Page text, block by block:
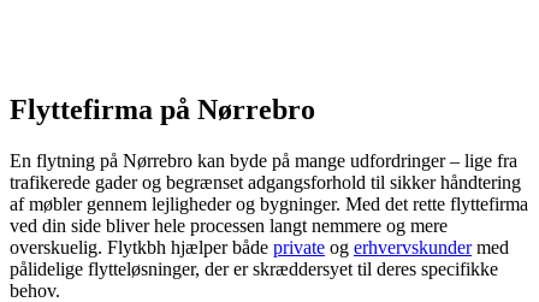
Flyttefirma på Nørrebro
En flytning på Nørrebro kan byde på mange udfordringer – lige fra
trafikerede gader og begrænset adgangsforhold til sikker håndtering
af møbler gennem lejligheder og bygninger. Med det rette flyttefirma
ved din side bliver hele processen langt nemmere og mere
overskuelig. Flytkbh hjælper både private og erhvervskundermed
pålidelige flytteløsninger, der er skræddersyet til deres specifikke
behov.